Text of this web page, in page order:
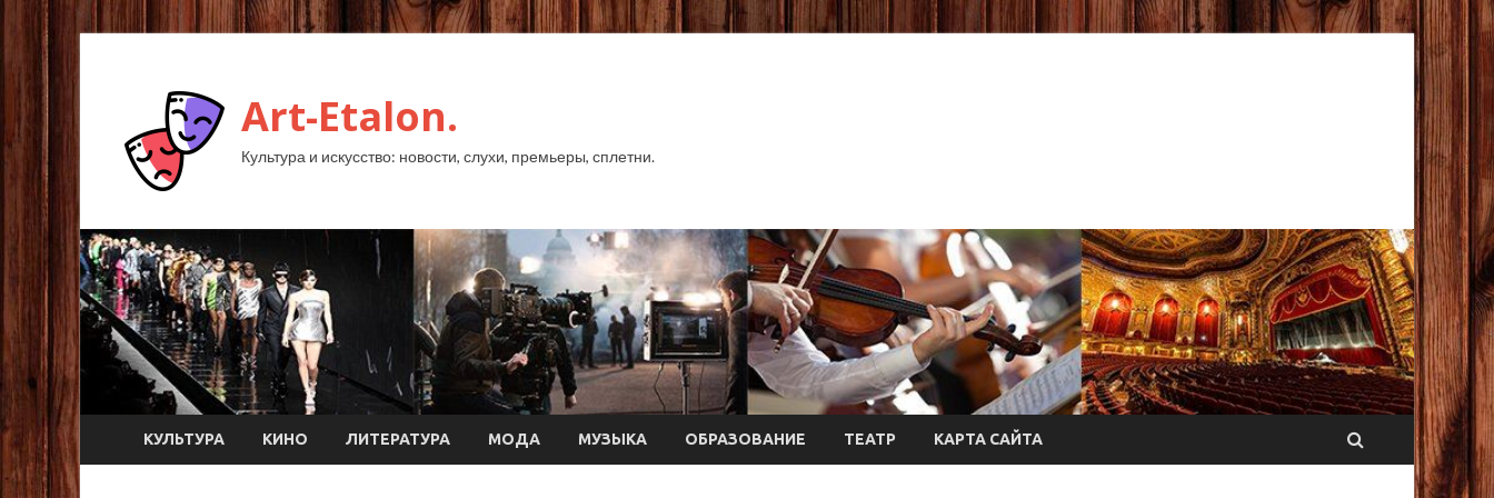
Art-Etalon.
Культура и искусство: новости, слухи, премьеры, сплетни.
КУЛЬТУРА КИНО ЛИТЕРАТУРА МОДА МУЗЫКА ОБРАЗОВАНИЕ ТЕАТР КАРТА САЙТА